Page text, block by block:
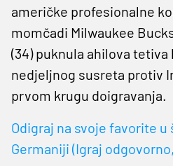
američke profesionalne
momčadi Milwaukee
(34) puknula ahilova
nedjeljnog susreta protiv
prvom krugu doigravanja.
Odigraj na svoje favorite
Germaniji (Igraj